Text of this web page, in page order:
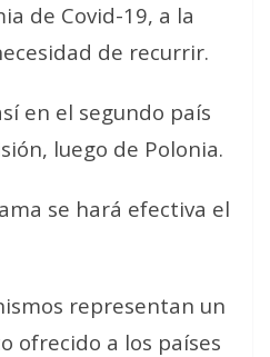
de Covid-19, a la
de recurrir.
en el segundo país
luego de Polonia.
se hará efectiva el
representan un
ofrecido a los países